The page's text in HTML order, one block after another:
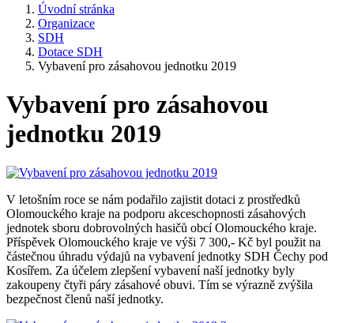
Úvodní stránka
Organizace
SDH
Dotace SDH
Vybavení pro zásahovou jednotku 2019
Vybavení pro zásahovou
jednotku 2019
V letošním roce se nám podařilo zajistit dotaci z prostředků
Olomouckého kraje na podporu akceschopnosti zásahových
jednotek sboru dobrovolných hasičů obcí Olomouckého kraje.
Příspěvek Olomouckého kraje ve výši 7 300,- Kč byl použit na
částečnou úhradu výdajů na vybavení jednotky SDH Čechy pod
Kosířem. Za účelem zlepšení vybavení naší jednotky byly
zakoupeny čtyři páry zásahové obuvi. Tím se výrazně zvýšila
bezpečnost členů naší jednotky.